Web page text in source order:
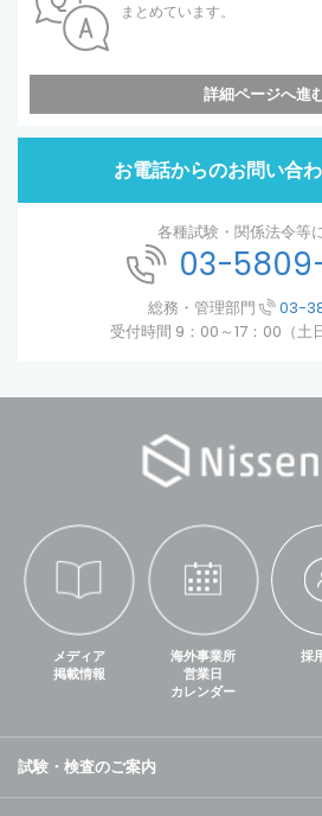
まとめています。
詳細ページへ進
お電話からのお問い合
各種試験・関係法令等
03-
総務・管理部門
03-
受付時間 9：00～17：00（土
メディア
掲載情報
海外事業所
営業日
カレンダー
採
試験・検査のご案内